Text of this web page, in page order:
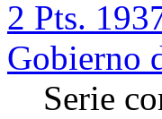
2 Pts.
Gobierno
Serie